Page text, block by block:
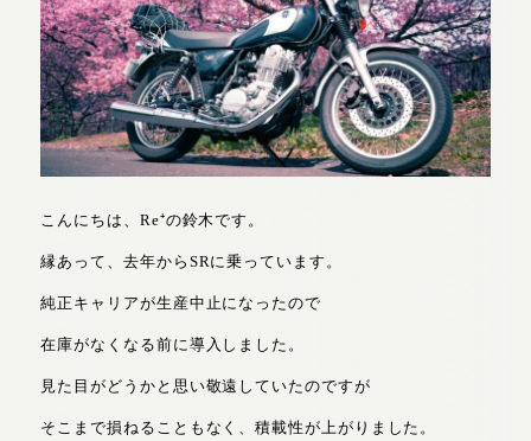
こんにちは、Re⁺の鈴木です。
縁あって、去年からSRに乗っています。
純正キャリアが生産中止になったので
在庫がなくなる前に導入しました。
見た目がどうかと思い敬遠していたのですが
そこまで損ねることもなく、積載性が上がりました。